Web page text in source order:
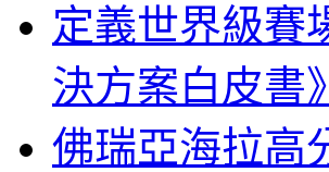
定義世界級賽
決方案白皮書》
佛瑞亞海拉高